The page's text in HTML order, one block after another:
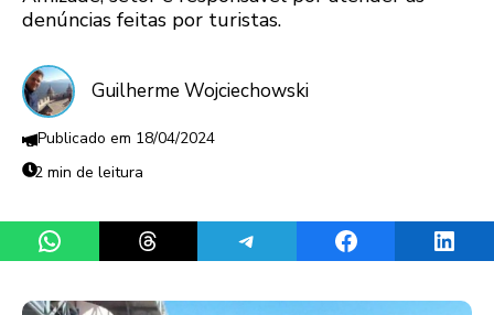
denúncias feitas por turistas.
Guilherme Wojciechowski
18/04/2024
2 min de leitura
Share on WhatsAppShare on ThreadsShare on TelegramShare on Facebook